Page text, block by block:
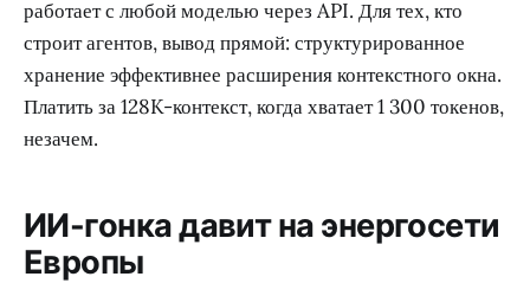
работает с любой моделью через API. Для тех, кто
строит агентов, вывод прямой: структурированное
хранение эффективнее расширения контекстного окна.
Платить за 128K-контекст, когда хватает 1 300 токенов,
незачем.
ИИ-гонка давит на энергосети
Европы